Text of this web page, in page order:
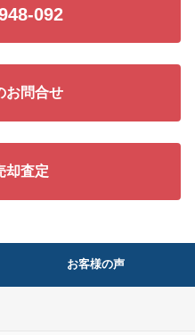
092
お問合せ
却査定
お客様の声